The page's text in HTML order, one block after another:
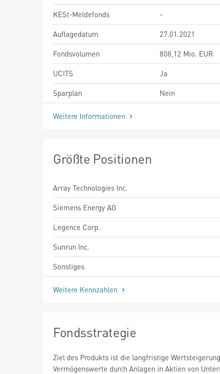
KESt-Meldefonds
-
Auflagedatum
27.01.2021
Fondsvolumen
808,12 Mio. EUR
UCITS
Ja
Sparplan
Nein
Weitere Informationen
Größte Positionen
Array Technologies Inc.
Siemens Energy AG
Legence Corp.
Sunrun Inc.
Sonstiges
Weitere Kennzahlen
Fondsstrategie
Ziel des Produkts ist die langfristige
Vermögenswerte durch Anlagen in Aktien von